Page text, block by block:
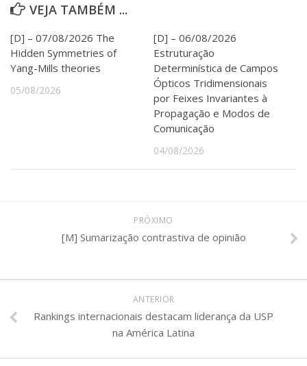
Defesa de Teses
VEJA TAMBÉM ...
[D] – 07/08/2026 The
Hidden Symmetries of
Yang-Mills theories
05/08/2026
[D] – 06/08/2026
Estruturação
Determinística de Campos
Ópticos Tridimensionais
por Feixes Invariantes à
Propagação e Modos de
Comunicação
04/08/2026
PRÓXIMO
[M] Sumarização contrastiva de opinião
ANTERIOR
Rankings internacionais destacam liderança da USP
na América Latina